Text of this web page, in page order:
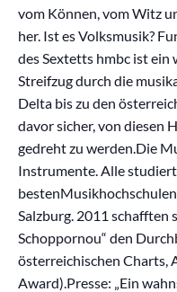
vom Können, vom Witz
her. Ist es Volksmusik?
des Sextetts hmbc ist ein
Streifzug durch die
Delta bis zu den
davor sicher, von diesen
gedreht zu werden.Die
Instrumente. Alle
Salzburg. 2011 schafften
Schoppornou“ den
österreichischen Charts,
Award).Presse: „Ein